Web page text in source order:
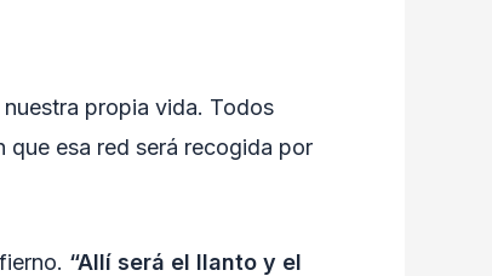
propia vida. Todos
que esa red será recogida por
“Allí será el llanto y el